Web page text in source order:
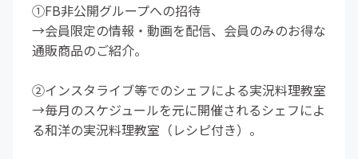
①FB非公開グループへの招待
→会員限定の情報・動画を配信、会員のみのお得な
通販商品のご紹介。
②インスタライブ等でのシェフによる実況料理教室
→毎月のスケジュールを元に開催されるシェフによ
る和洋の実況料理教室（レシピ付き）。